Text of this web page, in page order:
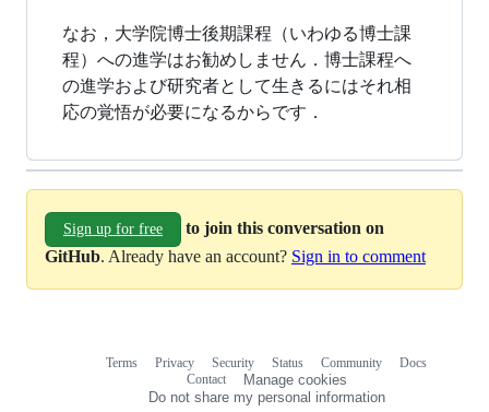
なお，大学院博士後期課程（いわゆる博士課
程）への進学はお勧めしません．博士課程へ
の進学および研究者として生きるにはそれ相
応の覚悟が必要になるからです．
Sign up for free
to join this conversation on
GitHub. Already have an account? Sign in to comment
Terms Privacy Security Status Community
Docs
Contact
Manage cookies
Do not share my personal information